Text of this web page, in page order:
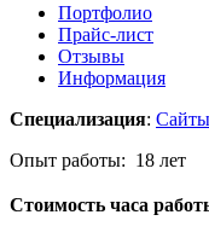
Портфолио
Прайс-лист
Отзывы
Информация
Специализация: Сайты
Опыт работы: 18 лет
Стоимость часа